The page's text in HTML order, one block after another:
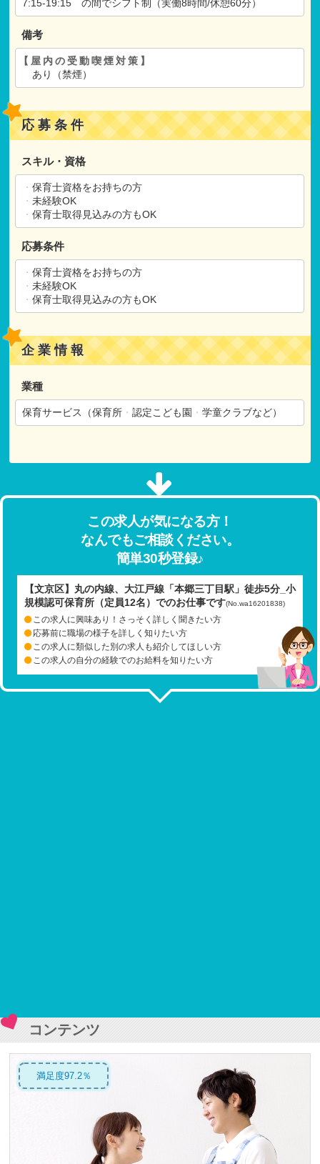
7:15-19:15 の間でシフト制（実働8時間/休憩60分）
備考
【屋内の受動喫煙対策】
あり（禁煙）
応募条件
スキル・資格
・ 保育士資格をお持ちの方
・ 未経験OK
・ 保育士取得見込みの方もOK
応募条件
・ 保育士資格をお持ちの方
・ 未経験OK
・ 保育士取得見込みの方もOK
企業情報
業種
保育サービス（保育所・ 認定こども園 ・ 学童クラブなど）
この求人が気になる方！
なんでもご相談ください。
簡単30秒登録♪
【文京区】丸の内線、大江戸線「本郷三丁目駅」徒歩5分_小
規模認可保育所（定員12名）でのお仕事です(No.wa16201838)
この求人に興味あり！さっそく詳しく聞きたい方
応募前に職場の様子を詳しく知りたい方
この求人に類似した別の求人も紹介してほしい方
この求人の自分の経験でのお給料を知りたい方
コンテンツ
満足度97.2％